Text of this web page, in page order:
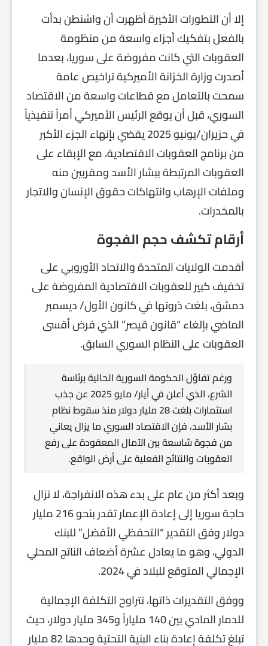
إلا أن التطورات الأخيرة أظهرت أن واشنطن بدأت
بالفعل بتفكيك أجزاء واسعة من منظومة
العقوبات التي كانت مفروضة على سوريا، بعدما
أصدرت وزارة الخزانة الأميركية تراخيص عامة
سمحت بالتعامل مع قطاعات واسعة من الاقتصاد
السوري، قبل أن يوقع الرئيس الأميركي أمراً تنفيذياً
في حزيران/يونيو 2025 يقضي بإنهاء الجزء الأكبر
من برنامج العقوبات الاقتصادية، مع الإبقاء على
العقوبات المرتبطة ببشار الأسد ومقربين منه
وملفات الإرهاب وانتهاكات حقوق الإنسان والاتجار
بالمخدرات.
أرقام تكشف حجم الفجوة
أقدمت الولايات المتحدة والاتحاد الأوروبي على
تخفيف كبير للعقوبات الاقتصادية المفروضة على
دمشق، بلغت ذروتها في كانون الأول/ ديسمبر
الماضي بإلغاء “قانون قيصر” الذي فرض أقسى
العقوبات على النظام السوري السابق.
ورغم تفاؤل الحكومة السورية الحالية برئاسة
الشرع، الذي أعلن في أيار/ مايو 2025 عن جذب
استثمارات بلغت 28 مليار دولار منذ سقوط نظام
بشار الأسد، فإن الاقتصاد السوري ما يزال يعاني
من فجوة شاسعة بين الآمال المعقودة على رفع
العقوبات والنتائج الفعلية على أرض الواقع.
وبعد أكثر من عام على بدء هذه الانفراجة، لا تزال
حاجة سوريا إلى إعادة الإعمار تقدر بنحو 216 مليار
دولار وفق التقدير “التحفظي الأفضل” للبنك
الدولي، وهو ما يعادل عشرة أضعاف الناتج المحلي
الإجمالي المتوقع للبلاد في 2024.
ووفق التقديرات ذاتها، تتراوح التكلفة الإجمالية
للدمار المادي بين 140 ملياراً و345 مليار دولار، حيث
تبلغ تكلفة إعادة بناء البنية التحتية وحدها 82 مليار